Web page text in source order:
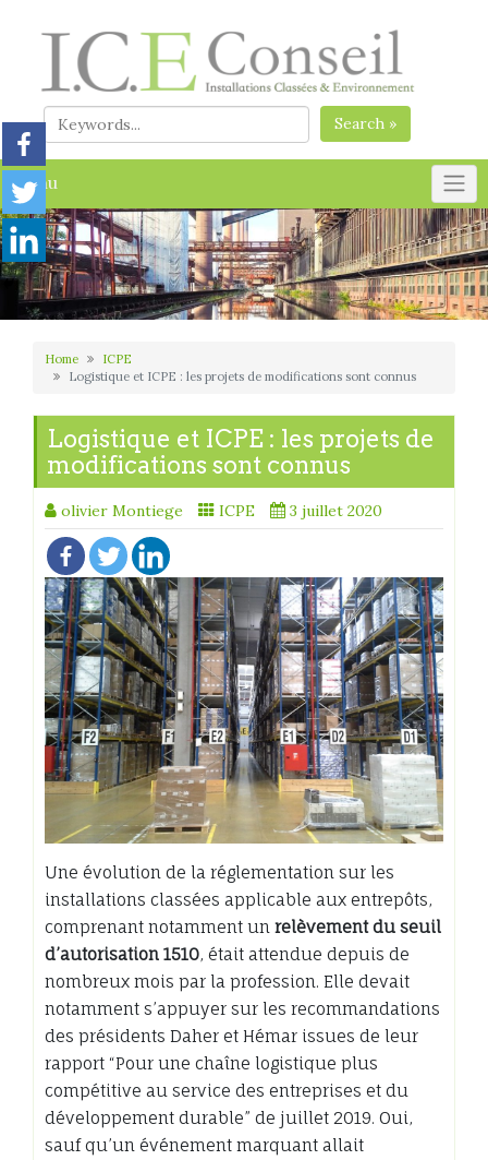
Search »
Menu
Home
ICPE
Logistique et ICPE : les projets de modifications sont connus
Logistique et ICPE : les projets de
modifications sont connus
olivier Montiege ICPE 3 juillet 2020
Une évolution de la réglementation sur les
installations classées applicable aux entrepôts,
comprenant notamment un relèvement du seuil
d’autorisation 1510, était attendue depuis de
nombreux mois par la profession. Elle devait
notamment s’appuyer sur les recommandations
des présidents Daher et Hémar issues de leur
rapport “Pour une chaîne logistique plus
compétitive au service des entreprises et du
développement durable” de juillet 2019. Oui,
sauf qu’un événement marquant allait